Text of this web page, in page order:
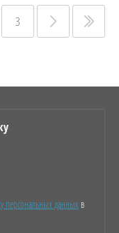
3
персональных данных в